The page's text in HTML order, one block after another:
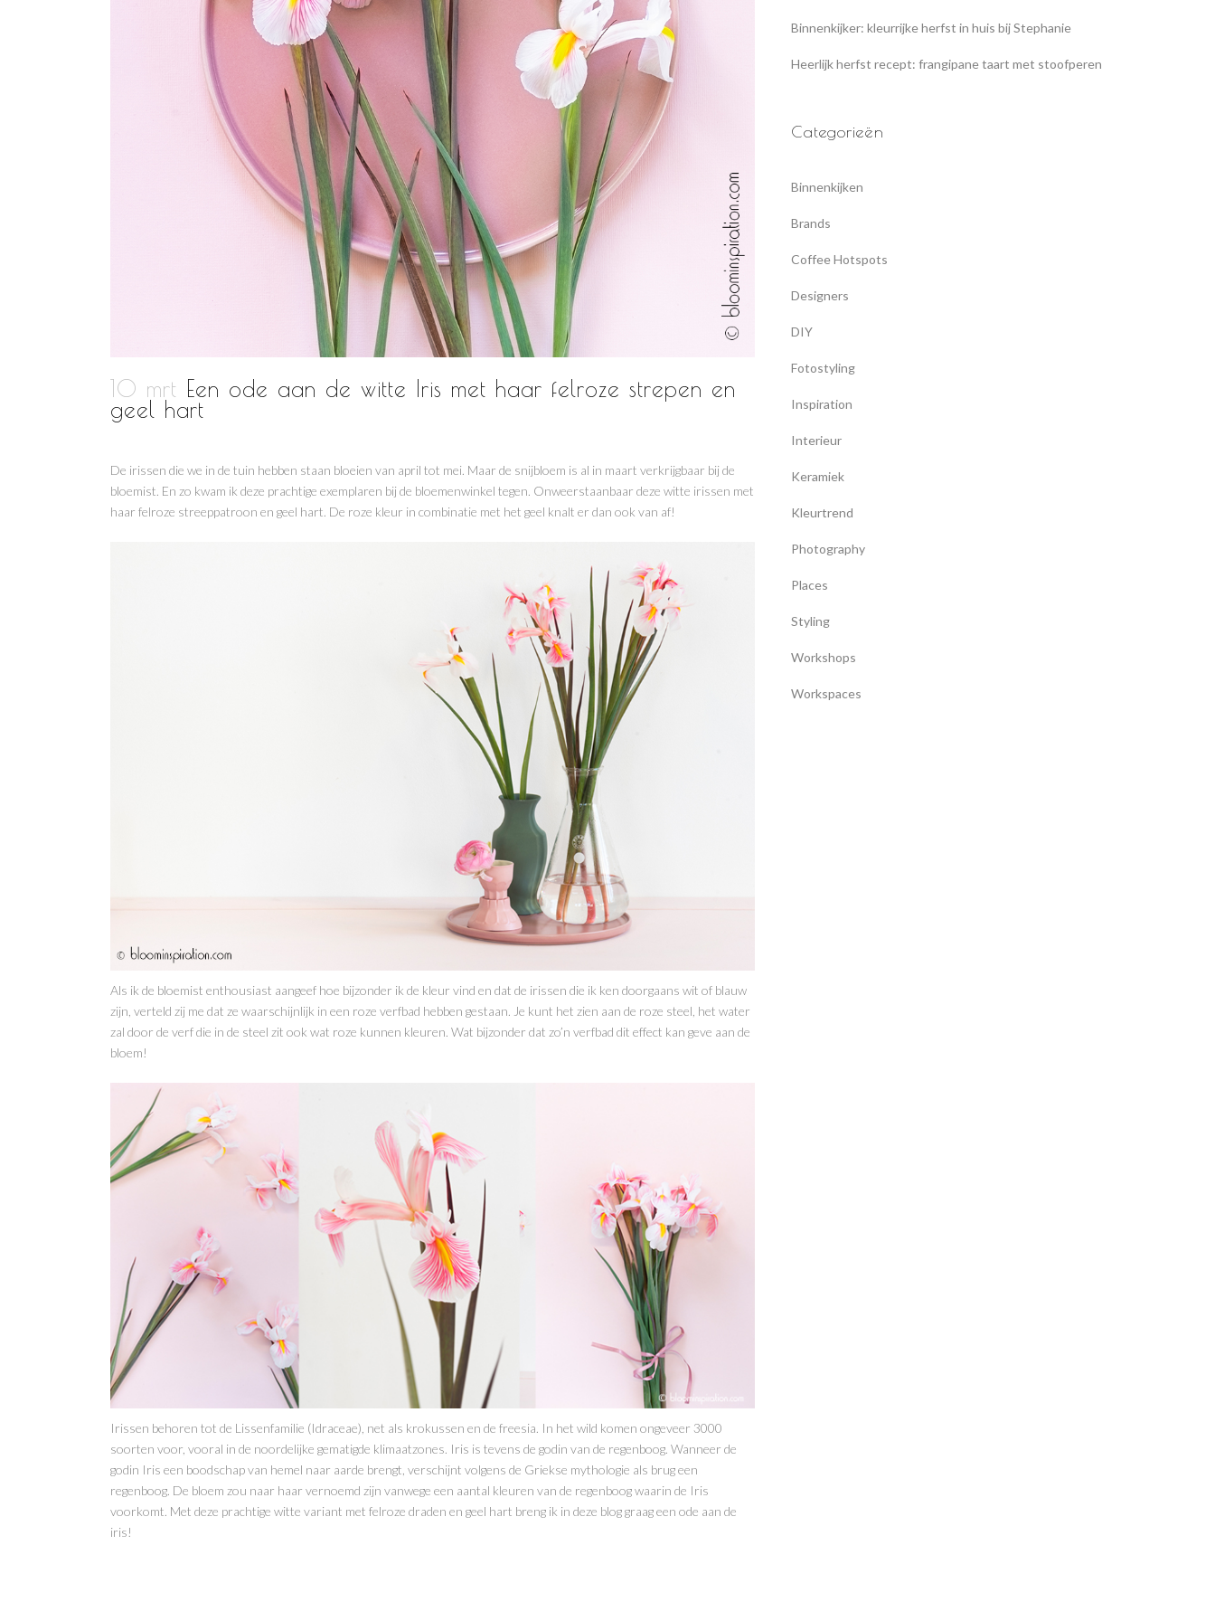
10 mrt Een ode aan de witte Iris met haar felroze strepen en
geel hart
De irissen die we in de tuin hebben staan bloeien van april tot mei. Maar de snijbloem is al in maart verkrijgbaar bij de
bloemist. En zo kwam ik deze prachtige exemplaren bij de bloemenwinkel tegen. Onweerstaanbaar deze witte irissen met
haar felroze streeppatroon en geel hart. De roze kleur in combinatie met het geel knalt er dan ook van af!
Als ik de bloemist enthousiast aangeef hoe bijzonder ik de kleur vind en dat de irissen die ik ken doorgaans wit of blauw
zijn, verteld zij me dat ze waarschijnlijk in een roze verfbad hebben gestaan. Je kunt het zien aan de roze steel, het water
zal door de verf die in de steel zit ook wat roze kunnen kleuren. Wat bijzonder dat zo’n verfbad dit effect kan geve aan de
bloem!
Irissen behoren tot de Lissenfamilie (Idraceae), net als krokussen en de freesia. In het wild komen ongeveer 3000
soorten voor, vooral in de noordelijke gematigde klimaatzones. Iris is tevens de godin van de regenboog. Wanneer de
godin Iris een boodschap van hemel naar aarde brengt, verschijnt volgens de Griekse mythologie als brug een
regenboog. De bloem zou naar haar vernoemd zijn vanwege een aantal kleuren van de regenboog waarin de Iris
voorkomt. Met deze prachtige witte variant met felroze draden en geel hart breng ik in deze blog graag een ode aan de
iris!
Binnenkijker: kleurrijke herfst in huis bij Stephanie
Heerlijk herfst recept: frangipane taart met stoofperen
Categorieën
Binnenkijken
Brands
Coffee Hotspots
Designers
DIY
Fotostyling
Inspiration
Interieur
Keramiek
Kleurtrend
Photography
Places
Styling
Workshops
Workspaces